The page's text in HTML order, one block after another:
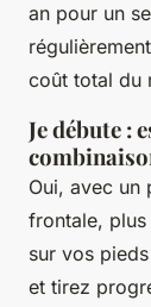
an pour un
coût total du
Je débute :
Oui, avec un
frontale, plus
sur vos
et tirez